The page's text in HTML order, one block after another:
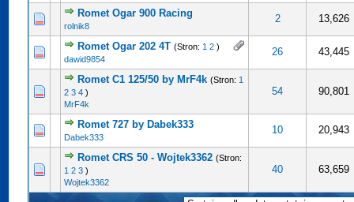
Romet Ogar 900 Racing
rolnik8
2 13,626
5 gwiazdek
Romet Ogar 202 4T (Stron: 1 2 )
dawid9854
26 43,445
5 na 5 gwiazdek
Romet C1 125/50 by MrF4k (Stron: 1
2 3 4 )
MrF4k
54 90,801
5 gwiazdek
Romet 727 by Dabek333
Dabek333
10 20,943
5 gwiazdek
Romet CRS 50 - Wojtek3362 (Stron:
1 2 3 )
Wojtek3362
40 63,659
5 gwiazdek